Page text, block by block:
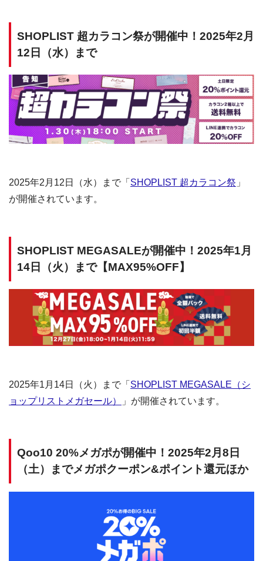
SHOPLIST 超カラコン祭が開催中！2025年2月
12日（水）まで
2025年2月12日（水）まで「 SHOPLIST 超カラコン祭 」
が開催されています。
SHOPLIST MEGASALEが開催中！2025年1月
14日（火）まで【MAX95%OFF】
2025年1月14日（火）まで「 SHOPLIST MEGASALE（シ
ョップリストメガセール）
」が開催されています。
Qoo10 20%メガポが開催中！2025年2月8日
（土）までメガポクーポン&ポイント還元ほか